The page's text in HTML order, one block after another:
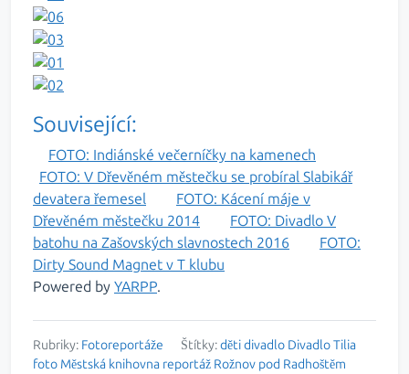
Související:
FOTO: Indiánské večerníčky na kamenech
FOTO: V Dřevěném městečku se probíral Slabikář
devatera řemesel
FOTO: Kácení máje v
Dřevěném městečku 2014
FOTO: Divadlo V
batohu na Zašovských slavnostech 2016
FOTO:
Dirty Sound Magnet v T klubu
Powered by YARPP.
Rubriky: Fotoreportáže Štítky:dětidivadlo Divadlo Tilia
foto Městská knihovna reportáž Rožnov pod Radhoštěm